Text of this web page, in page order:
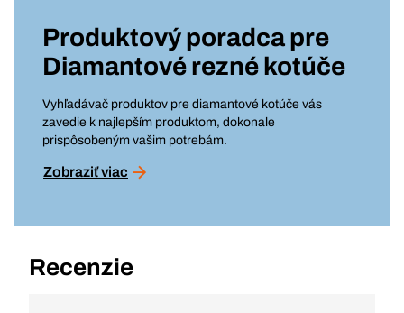
Produktový poradca pre
Diamantové rezné kotúče
Vyhľadávač produktov pre diamantové kotúče vás
zavedie k najlepším produktom, dokonale
prispôsobeným vašim potrebám.
Zobraziť viac
Recenzie